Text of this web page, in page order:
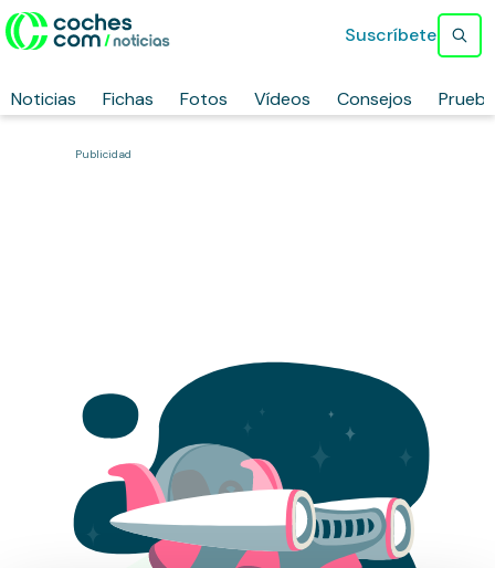
Noticias Fichas Fotos Vídeos Consejos
Suscríbete
Publicidad